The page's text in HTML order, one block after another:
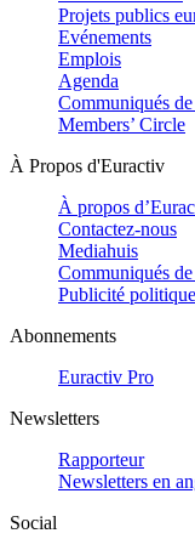
Projets publics
Evénements
Emplois
Agenda
Communiqués de
Members’ Circle
À Propos d'Euractiv
À propos
Contactez-nous
Mediahuis
Communiqués de
Publicité politique
Abonnements
Euractiv Pro
Newsletters
Rapporteur
Newsletters en
Social